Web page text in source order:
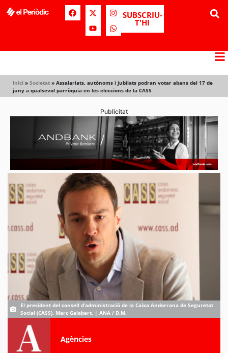
SUBSCRIU-
T'HI
Inici » Societat » Assalariats, autònoms i jubilats podran votar abans del 17 de
juny a qualsevol parròquia en les eleccions de la CASS
Publicitat
El president del consell d’administració de la Caixa Andorrana de Seguretat
Social (CASS), Marc Galabert. | ANA / D.M.
Agències